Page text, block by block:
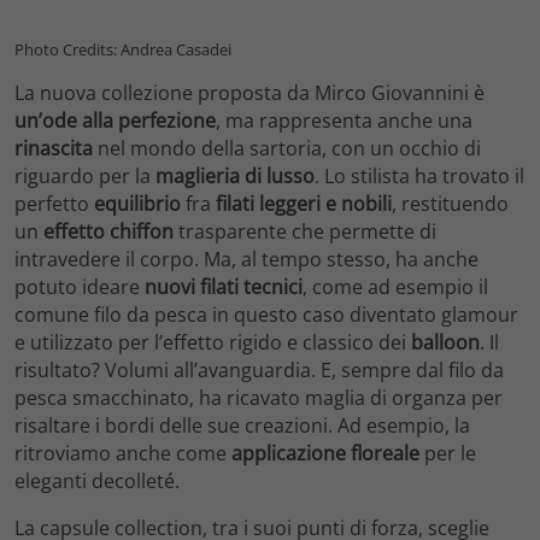
Photo Credits: Andrea Casadei
La nuova collezione proposta da Mirco Giovannini è
un’ode alla perfezione, ma rappresenta anche una
rinascita nel mondo della sartoria, con un occhio di
riguardo per la maglieria di lusso. Lo stilista ha trovato il
perfetto equilibriofra filati leggeri e nobili, restituendo
un effetto chiffon trasparente che permette di
intravedere il corpo. Ma, al tempo stesso, ha anche
potuto ideare nuovi filati tecnici, come ad esempio il
comune filo da pesca in questo caso diventato glamour
e utilizzato per l’effetto rigido e classico dei balloon. Il
risultato? Volumi all’avanguardia. E, sempre dal filo da
pesca smacchinato, ha ricavato maglia di organza per
risaltare i bordi delle sue creazioni. Ad esempio, la
ritroviamo anche come applicazione floreale per le
eleganti decolleté.
La capsule collection, tra i suoi punti di forza, sceglie